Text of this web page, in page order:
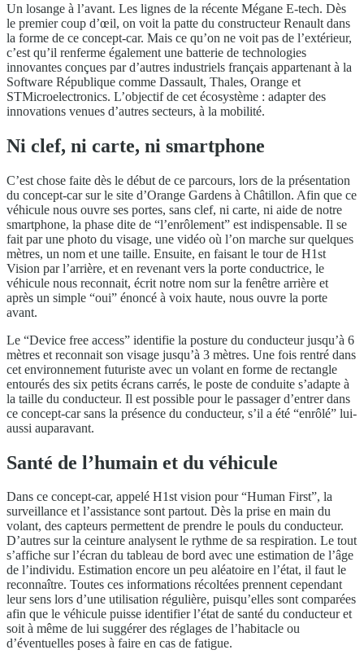
Un losange à l’avant. Les lignes de la récente Mégane E-tech. Dès
le premier coup d’œil, on voit la patte du constructeur Renault dans
la forme de ce concept-car. Mais ce qu’on ne voit pas de l’extérieur,
c’est qu’il renferme également une batterie de technologies
innovantes conçues par d’autres industriels français appartenant à la
Software République comme Dassault, Thales, Orange et
STMicroelectronics. L’objectif de cet écosystème : adapter des
innovations venues d’autres secteurs, à la mobilité.
Ni clef, ni carte, ni smartphone
C’est chose faite dès le début de ce parcours, lors de la présentation
du concept-car sur le site d’Orange Gardens à Châtillon. Afin que ce
véhicule nous ouvre ses portes, sans clef, ni carte, ni aide de notre
smartphone, la phase dite de “l’enrôlement” est indispensable. Il se
fait par une photo du visage, une vidéo où l’on marche sur quelques
mètres, un nom et une taille. Ensuite, en faisant le tour de H1st
Vision par l’arrière, et en revenant vers la porte conductrice, le
véhicule nous reconnait, écrit notre nom sur la fenêtre arrière et
après un simple “oui” énoncé à voix haute, nous ouvre la porte
avant.
Le “Device free access” identifie la posture du conducteur jusqu’à 6
mètres et reconnait son visage jusqu’à 3 mètres. Une fois rentré dans
cet environnement futuriste avec un volant en forme de rectangle
entourés des six petits écrans carrés, le poste de conduite s’adapte à
la taille du conducteur. Il est possible pour le passager d’entrer dans
ce concept-car sans la présence du conducteur, s’il a été “enrôlé” lui-
aussi auparavant.
Santé de l’humain et du véhicule
Dans ce concept-car, appelé H1st vision pour “Human First”, la
surveillance et l’assistance sont partout. Dès la prise en main du
volant, des capteurs permettent de prendre le pouls du conducteur.
D’autres sur la ceinture analysent le rythme de sa respiration. Le tout
s’affiche sur l’écran du tableau de bord avec une estimation de l’âge
de l’individu. Estimation encore un peu aléatoire en l’état, il faut le
reconnaître. Toutes ces informations récoltées prennent cependant
leur sens lors d’une utilisation régulière, puisqu’elles sont comparées
afin que le véhicule puisse identifier l’état de santé du conducteur et
soit à même de lui suggérer des réglages de l’habitacle ou
d’éventuelles poses à faire en cas de fatigue.